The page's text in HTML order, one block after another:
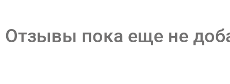
Отзывы пока еще не